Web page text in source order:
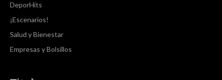
DeporHits
¡Escenarios!
Salud y Bienestar
Empresas y Bolsillos